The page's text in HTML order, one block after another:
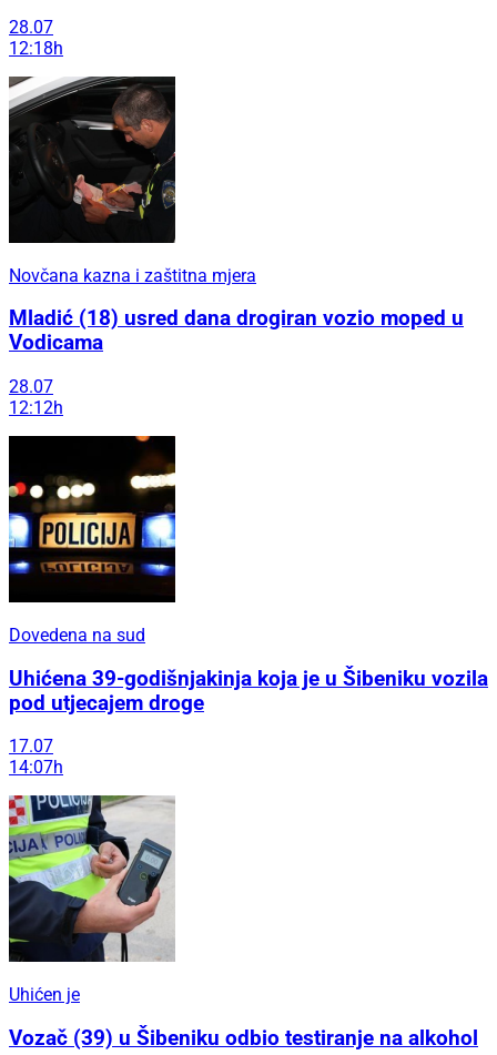
28.07
12:18h
Novčana kazna i zaštitna mjera
Mladić (18) usred dana drogiran vozio moped u
Vodicama
28.07
12:12h
Dovedena na sud
Uhićena 39-godišnjakinja koja je u Šibeniku vozila
pod utjecajem droge
17.07
14:07h
Uhićen je
Vozač (39) u Šibeniku odbio testiranje na alkohol